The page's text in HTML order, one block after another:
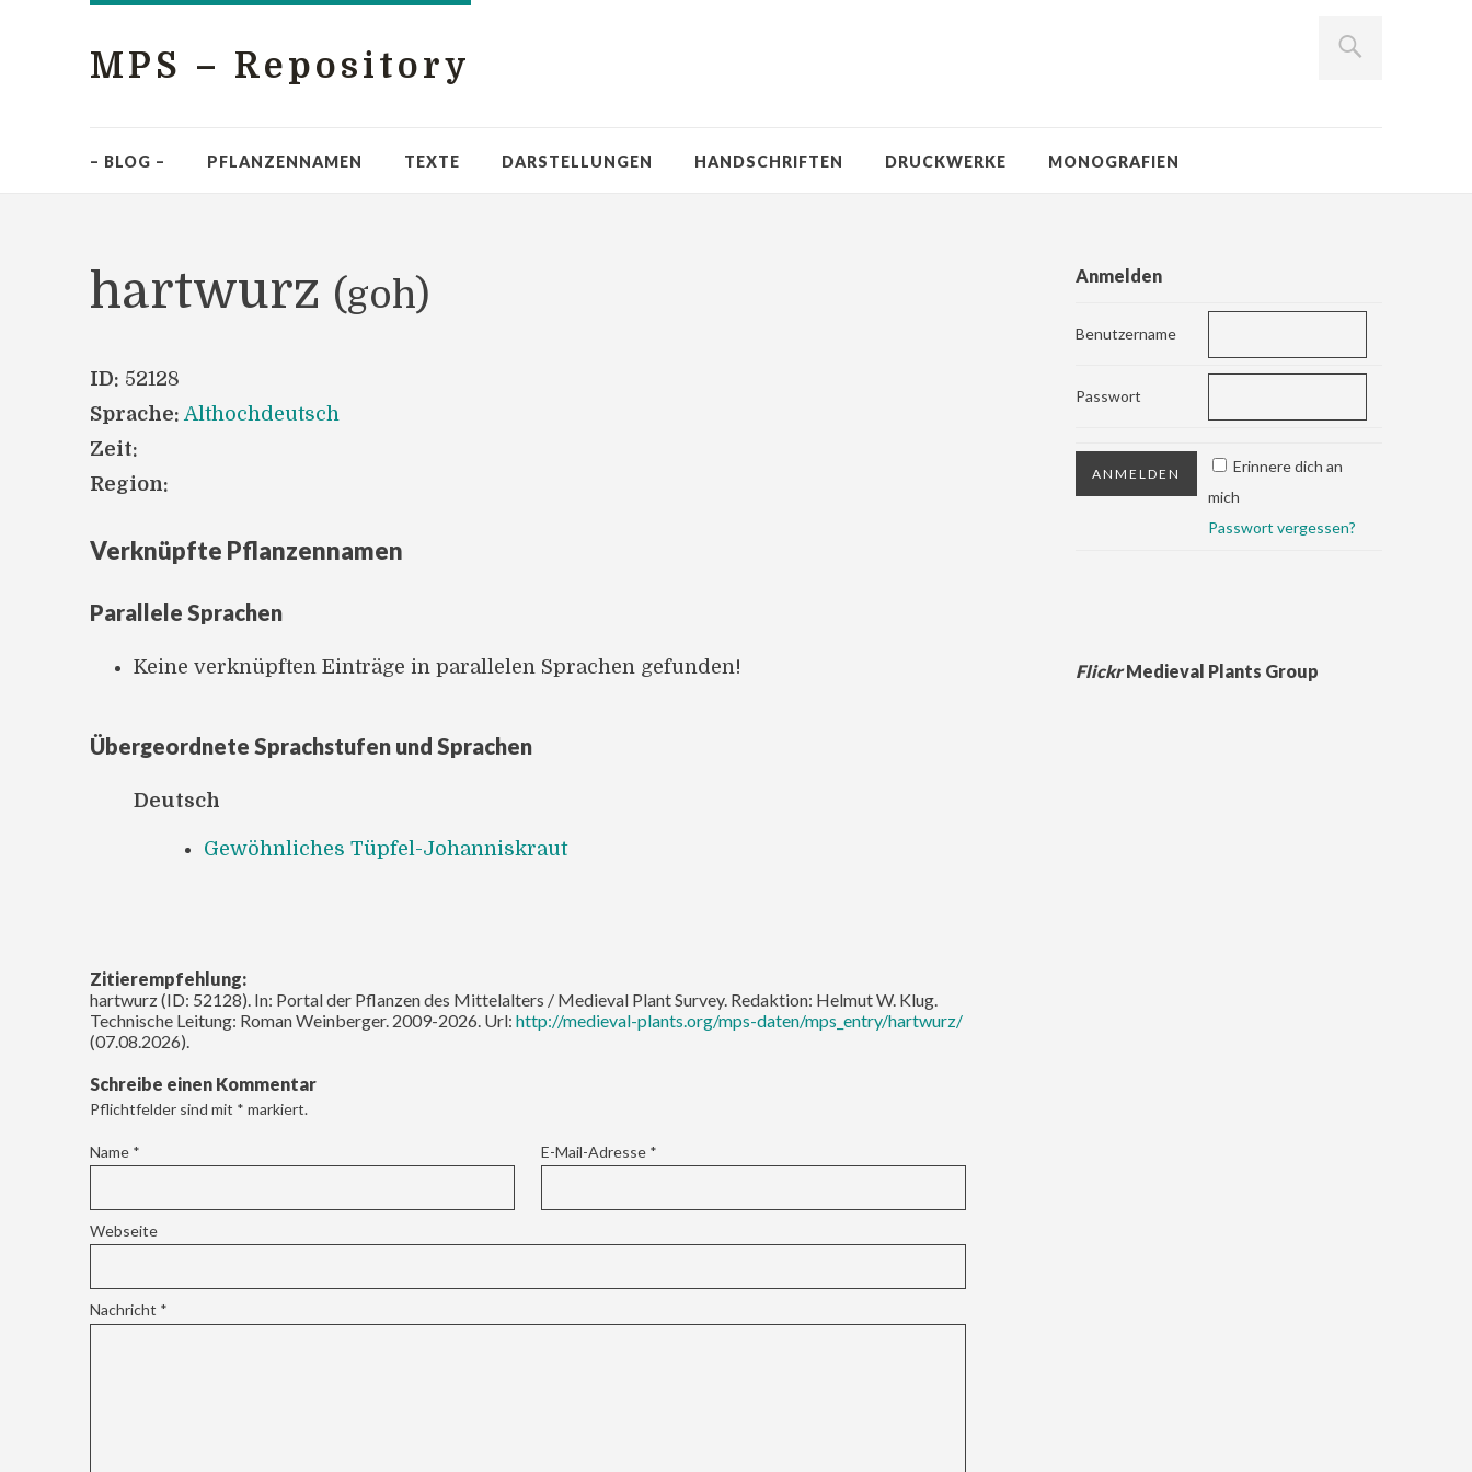
MPS – Repository
– BLOG – PFLANZENNAMEN TEXTE DARSTELLUNGEN HANDSCHRIFTEN DRUCKWERKE MONOGRAFIEN
hartwurz (goh)
ID: 52128
Sprache: Althochdeutsch
Zeit:
Region:
Verknüpfte Pflanzennamen
Parallele Sprachen
Keine verknüpften Einträge in parallelen Sprachen gefunden!
Übergeordnete Sprachstufen und Sprachen
Deutsch
Gewöhnliches Tüpfel-Johanniskraut
Zitierempfehlung:
hartwurz (ID: 52128). In: Portal der Pflanzen des Mittelalters / Medieval Plant Survey. Redaktion: Helmut W. Klug.
Technische Leitung: Roman Weinberger. 2009-2026. Url: http://medieval-plants.org/mps-daten/mps_entry/hartwurz/
(07.08.2026).
Schreibe einen Kommentar
Pflichtfelder sind mit * markiert.
Name * E-Mail-Adresse *
Webseite
Nachricht *
Anmelden
Benutzername
Passwort
Erinnere dich an
mich
Passwort vergessen?
FlickrMedieval Plants Group